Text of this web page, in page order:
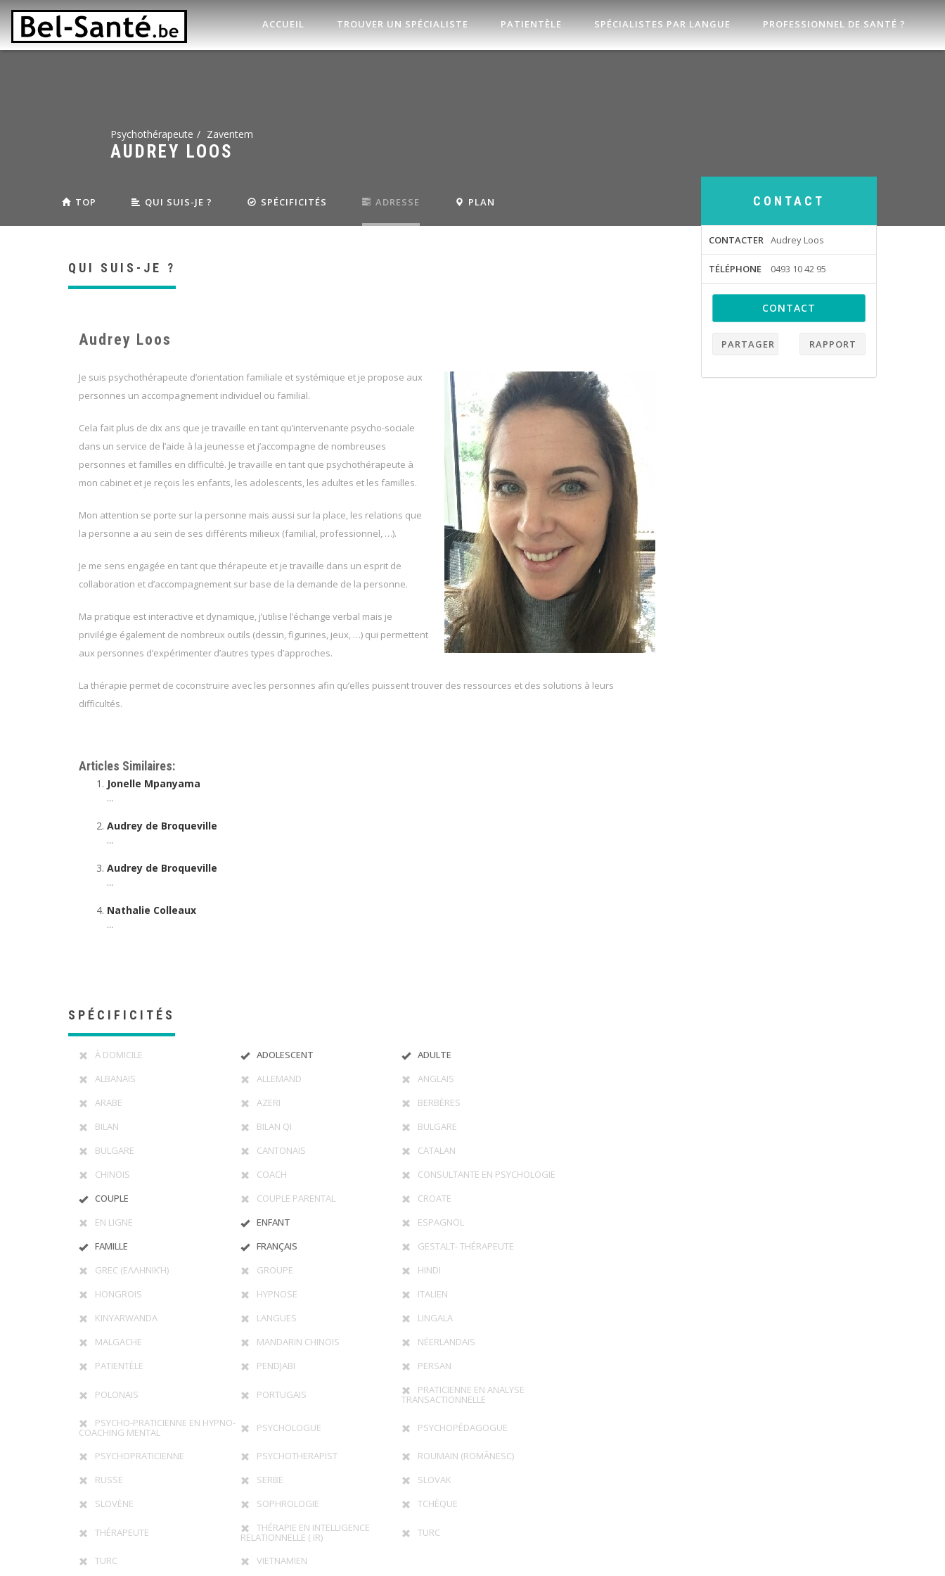
ACCUEIL TROUVER UN SPÉCIALISTE PATIENTÈLE SPÉCIALISTES PAR LANGUE PROFESSIONNEL DE SANTÉ ?
Psychothérapeute Zaventem
AUDREY LOOS
TOP QUI SUIS-JE ? SPÉCIFICITÉS ADRESSE PLAN
QUI SUIS-JE ?
Audrey Loos
Je suis psychothérapeute d’orientation familiale et systémique et je propose aux
personnes un accompagnement individuel ou familial.
Cela fait plus de dix ans que je travaille en tant qu’intervenante psycho-sociale
dans un service de l’aide à la jeunesse et j’accompagne de nombreuses
personnes et familles en difficulté. Je travaille en tant que psychothérapeute à
mon cabinet et je reçois les enfants, les adolescents, les adultes et les familles.
Mon attention se porte sur la personne mais aussi sur la place, les relations que
la personne a au sein de ses différents milieux (familial, professionnel, …).
Je me sens engagée en tant que thérapeute et je travaille dans un esprit de
collaboration et d’accompagnement sur base de la demande de la personne.
Ma pratique est interactive et dynamique, j’utilise l’échange verbal mais je
privilégie également de nombreux outils (dessin, figurines, jeux, …) qui permettent
aux personnes d’expérimenter d’autres types d’approches.
La thérapie permet de coconstruire avec les personnes afin qu’elles puissent trouver des ressources et des solutions à leurs
difficultés.
Articles Similaires:
Jonelle Mpanyama
...
Audrey de Broqueville
...
Audrey de Broqueville
...
Nathalie Colleaux
...
SPÉCIFICITÉS
À DOMICILE ADOLESCENT
ADULTE
ALBANAIS
ALLEMAND
ANGLAIS
ARABE
AZERI
BERBÈRES
BILAN
BILAN QI
BULGARE
BULGARE
CANTONAIS
CATALAN
CHINOIS
COACH
CONSULTANTE EN PSYCHOLOGIE
COUPLE
COUPLE PARENTAL
CROATE
EN LIGNE
ENFANT
ESPAGNOL
FAMILLE
FRANÇAIS
GESTALT- THÉRAPEUTE
GREC (ΕΛΛΗΝΙΚΉ)
GROUPE
HINDI
HONGROIS
HYPNOSE
ITALIEN
KINYARWANDA
LANGUES
LINGALA
MALGACHE
MANDARIN CHINOIS
NÉERLANDAIS
PATIENTÈLE
PENDJABI PERSAN
POLONAIS PORTUGAIS PRATICIENNE EN ANALYSE
TRANSACTIONNELLE
PSYCHO-PRATICIENNE EN HYPNO-
COACHING MENTAL PSYCHOLOGUE PSYCHOPÉDAGOGUE
PSYCHOPRATICIENNE PSYCHOTHERAPIST
ROUMAIN (ROMÂNESC)
RUSSE
SERBE
SLOVAK
SLOVÈNE
SOPHROLOGIE TCHÈQUE
THÉRAPEUTE THÉRAPIE EN INTELLIGENCE
RELATIONNELLE ( IR) TURC
TURC VIETNAMIEN
CONTACT
CONTACTER Audrey Loos
TÉLÉPHONE 0493 10 42 95
CONTACT
PARTAGER RAPPORT